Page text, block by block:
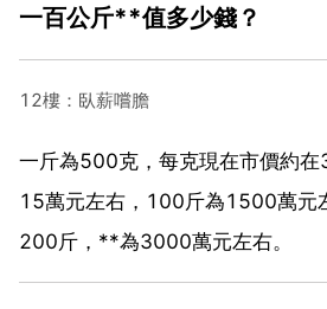
一百公斤**值多少錢？
12樓：臥薪嚐膽
一斤為500克，每克現在市價約
15萬元左右，100斤為1500萬元
200斤，**為3000萬元左右。